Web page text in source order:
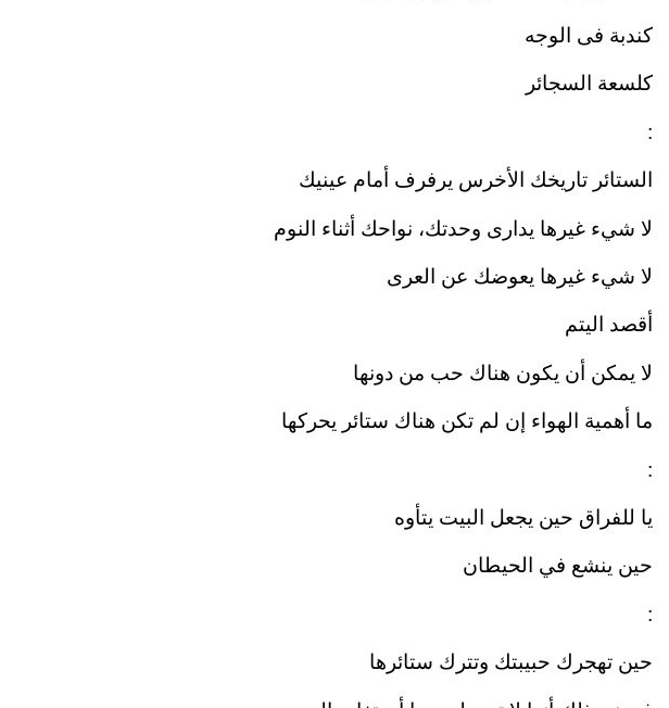
كندبة فى الوجه
كلسعة السجائر
:
الستائر تاريخك الأخرس يرفرف أمام عينيك
لا شيء غيرها يدارى وحدتك، نواحك أثناء النوم
لا شيء غيرها يعوضك عن العرى
أقصد اليتم
لا يمكن أن يكون هناك حب من دونها
ما أهمية الهواء إن لم تكن هناك ستائر يحركها
:
يا للفراق حين يجعل البيت يتأوه
حين ينشع في الحيطان
:
حين تهجرك حبيبتك وتترك ستائرها